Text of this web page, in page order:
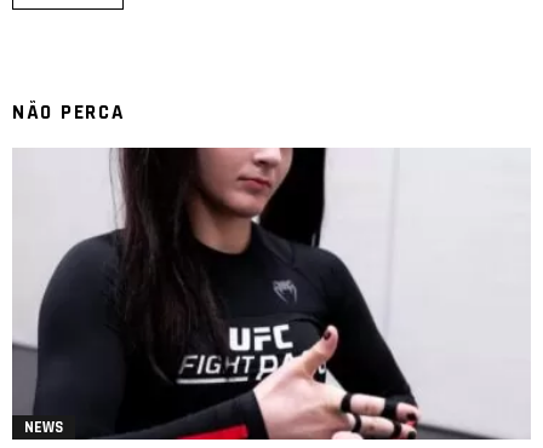
NÃO PERCA
NEWS